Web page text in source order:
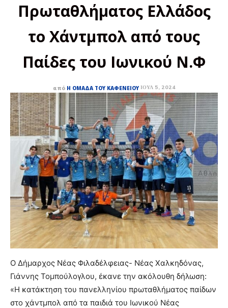
Πρωταθλήματος Ελλάδος
το Χάντμπολ από τους
Παίδες του Ιωνικού Ν.Φ
από Η ΟΜΆΔΑ ΤΟΥ ΚΑΦΕΝΕΊΟΥ ΙΟΎΛ 5, 2024
Ο Δήμαρχος Νέας Φιλαδέλφειας- Νέας Χαλκηδόνας,
Γιάννης Τομπούλογλου, έκανε την ακόλουθη δήλωση:
«Η κατάκτηση του πανελληνίου πρωταθλήματος παίδων
στο χάντμπολ από τα παιδιά του Ιωνικού Νέας